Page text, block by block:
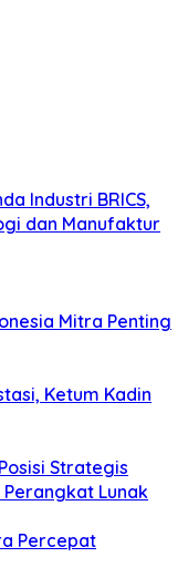
Industri BRICS,
dan Manufaktur
Mitra Penting
Ketum Kadin
Strategis
Lunak
Percepat